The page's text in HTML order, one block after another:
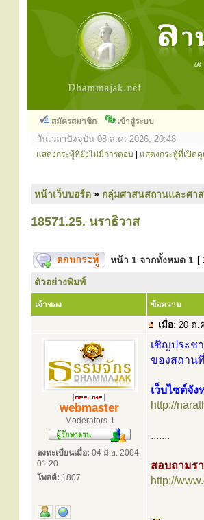
สมัครสมาชิก เข้าสู่ระบบ
วันเวลาปัจจุบัน 08 ส.ค. 2026, 20:48
แสดงกระทู้ที่ยังไม่มีการตอบ แสดงกระทู้ที่เปิด
หน้าเว็บบอร์ด » กลุ่มศาสนสถานและศา
18571.25. นราธิวาส
หน้า 1 จากทั้งหมด 1 [
ตัวอย่างพิมพ์
เจ้าของ ข้อความ
เมื่อ: 20 ต.
webmaster
Moderators-1
ลงทะเบียนเมื่อ: 04 มิ.ย. 2004,
01:20
โพสต์: 1807
เชิญประช
ของสถาน
เว็บไซต์จั
http://
.......
สอบถามร
http://